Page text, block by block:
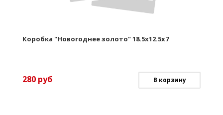
Коробка "Новогоднее золото" 18.5х12.5х7
280 руб В корзину